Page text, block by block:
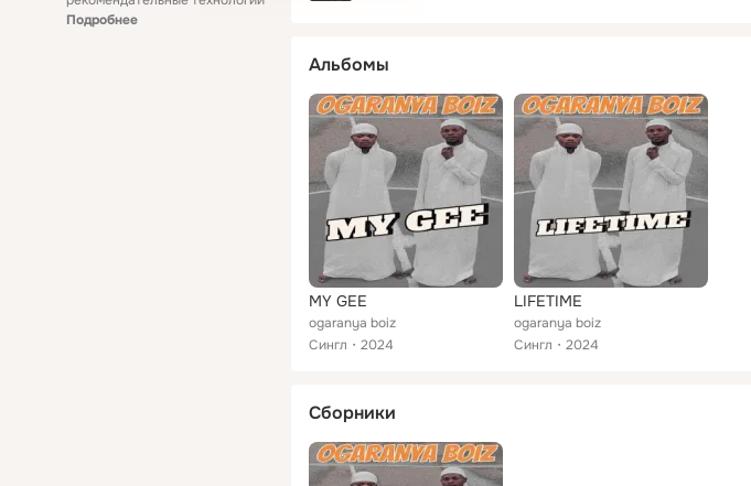
Подробнее
Альбомы
MY GEE
ogaranya boiz
Сингл
2024
LIFETIME
ogaranya boiz
Сингл
2024
Сборники